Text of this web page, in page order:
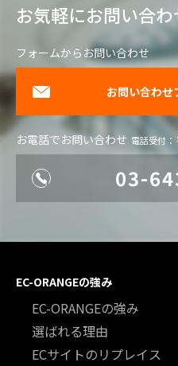
お気軽にお問い合
フォームからお問い合わせ
お問い合わせ
お電話でお問い合わせ 電話受付：
03-
EC-ORANGEの強み
EC-ORANGEの強み
選ばれる理由
ECサイトのリプレイス